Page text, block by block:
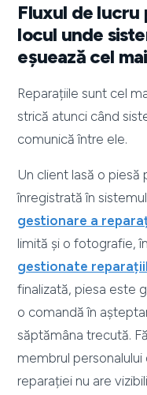
Fluxul de
locul unde
eșuează cel
Reparațiile sunt cel
strică atunci când
comunică între ele.
Un client lasă o piesă
înregistrată în
gestionare a
limită și o fotografie,
gestionate
finalizată, piesa este
o comandă în
săptămâna trecută.
membrul
reparației nu are